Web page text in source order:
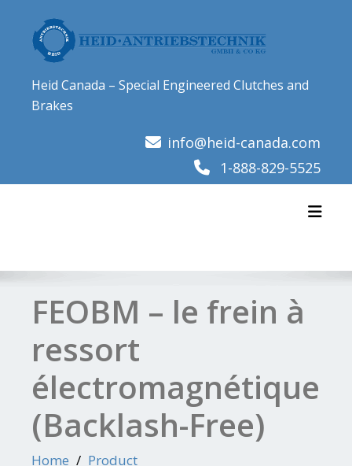
content
Heid Canada – Special Engineered Clutches and
Brakes
info@heid-canada.com
1-888-829-5525
FEOBM – le frein à
ressort
électromagnétique
(Backlash-Free)
Home
Product